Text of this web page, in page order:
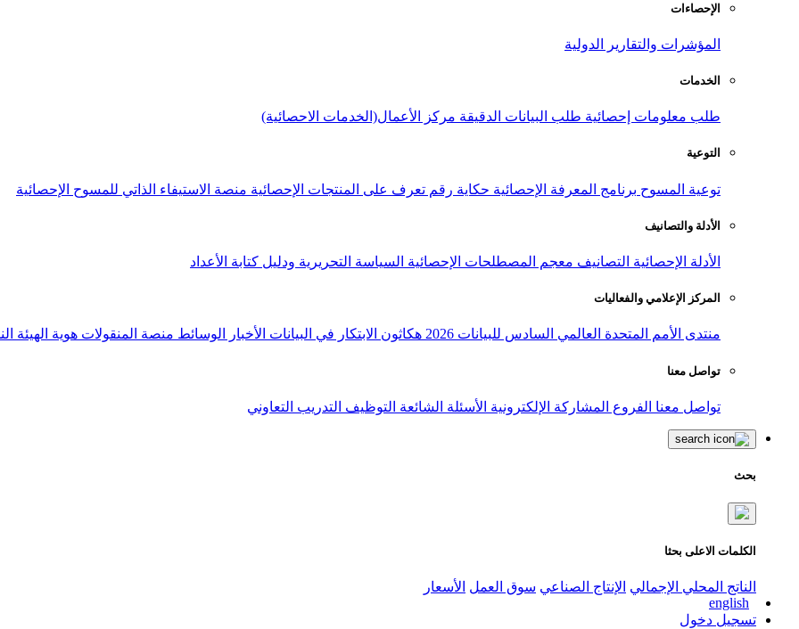
الإحصاءات
المؤشرات والتقارير الدولية
الخدمات
طلب معلومات إحصائية طلب البيانات الدقيقة مركز الأعمال(الخدمات الاحصائية)
التوعية
توعية المسوح برنامج المعرفة الإحصائية حكاية رقم تعرف على المنتجات الإحصائية منصة الاستيفاء الذاتي للمسوح الإحصائية
الأدلة والتصانيف
الأدلة الإحصائية التصانيف معجم المصطلحات الإحصائية السياسة التحريرية ودليل كتابة الأعداد
المركز الإعلامي والفعاليات
منتدى الأمم المتحدة العالمي السادس للبيانات 2026 هكاثون الابتكار في البيانات الأخبار الوسائط منصة المنقولات هوية الهيئة
تواصل معنا
تواصل معنا الفروع المشاركة الإلكترونية الأسئلة الشائعة التوظيف التدريب التعاوني
بحث
الكلمات الاعلى بحثا
الناتج المحلي الإجمالي الإنتاج الصناعي سوق العمل الأسعار
english
تسجيل دخول